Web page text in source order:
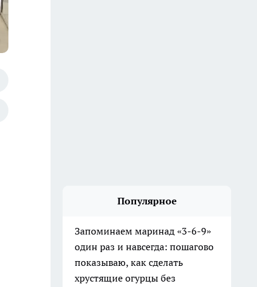
Популярное
Запоминаем маринад «3-6-9»
один раз и навсегда: пошагово
показываю, как сделать
хрустящие огурцы без